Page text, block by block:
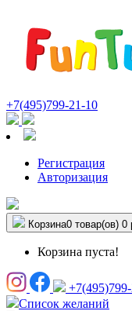
+7(495)799-21-10
Регистрация
Авторизация
Корзина0 товар(ов) 0
Корзина пуста!
Список желаний